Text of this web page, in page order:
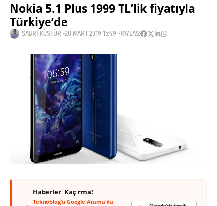
Nokia 5.1 Plus 1999 TL’lik fiyatıyla
Türkiye’de
SABRI KÜSTÜR 20 MART 2019 15:49 PAYLAŞ:
Haberleri Kaçırma!
Teknoblog'u Google Arama'da